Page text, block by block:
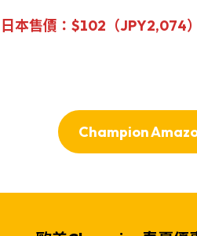
日本售價：$102（JPY2,074）
Champion